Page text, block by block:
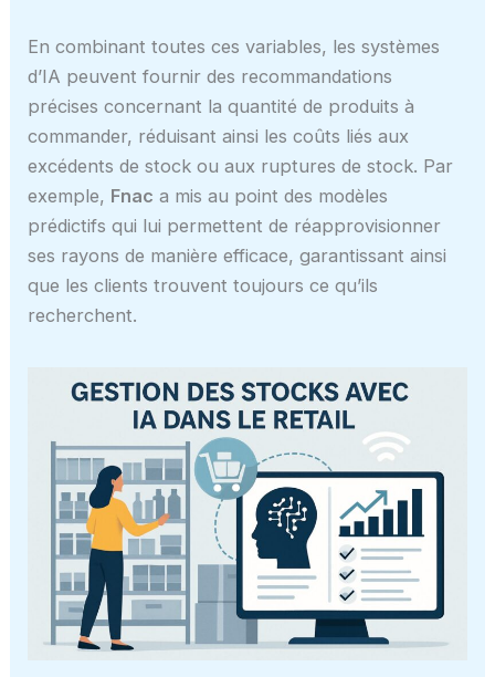
En combinant toutes ces variables, les systèmes
d’IA peuvent fournir des recommandations
précises concernant la quantité de produits à
commander, réduisant ainsi les coûts liés aux
excédents de stock ou aux ruptures de stock. Par
exemple, Fnac a mis au point des modèles
prédictifs qui lui permettent de réapprovisionner
ses rayons de manière efficace, garantissant ainsi
que les clients trouvent toujours ce qu’ils
recherchent.